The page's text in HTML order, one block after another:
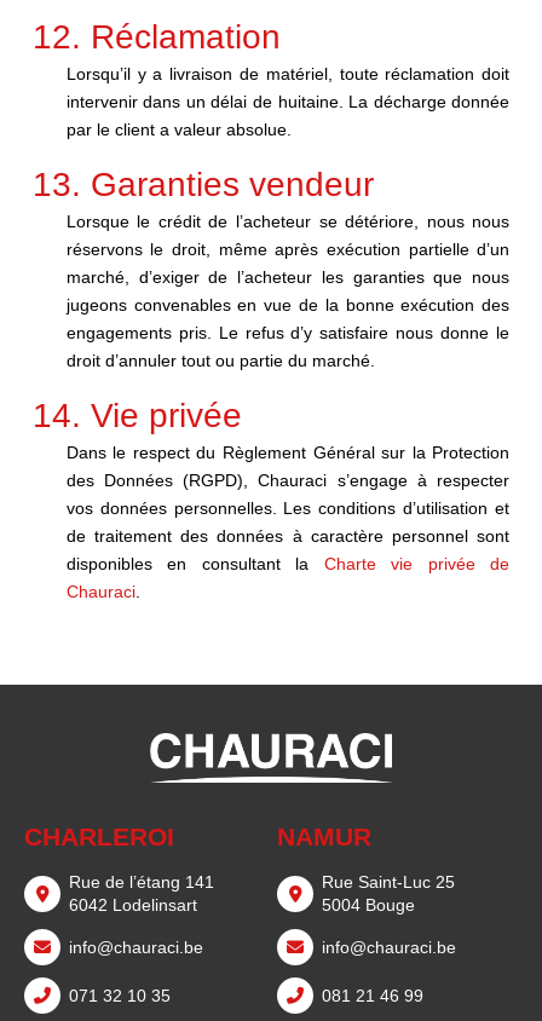
12. Réclamation
Lorsqu’il y a livraison de matériel, toute réclamation doit
intervenir dans un délai de huitaine. La décharge donnée
par le client a valeur absolue.
13. Garanties vendeur
Lorsque le crédit de l’acheteur se détériore, nous nous
réservons le droit, même après exécution partielle d’un
marché, d’exiger de l’acheteur les garanties que nous
jugeons convenables en vue de la bonne exécution des
engagements pris. Le refus d’y satisfaire nous donne le
droit d’annuler tout ou partie du marché.
14. Vie privée
Dans le respect du Règlement Général sur la Protection
des Données (RGPD), Chauraci s’engage à respecter
vos données personnelles. Les conditions d’utilisation et
de traitement des données à caractère personnel sont
disponibles en consultant la Charte vie privée de
Chauraci.
CHARLEROI
Rue de l’étang 141
6042 Lodelinsart
info@chauraci.be
071 32 10 35
NAMUR
Rue Saint-Luc 25
5004 Bouge
info@chauraci.be
081 21 46 99